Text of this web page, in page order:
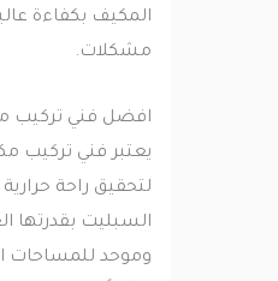
المكيف بكفاءة عالية
مشكلات.
افضل فني تركيب
يعتبر فني تركيب
لتحقيق راحة حرارية
السبليت بقدرتها
وموحد للمساحات